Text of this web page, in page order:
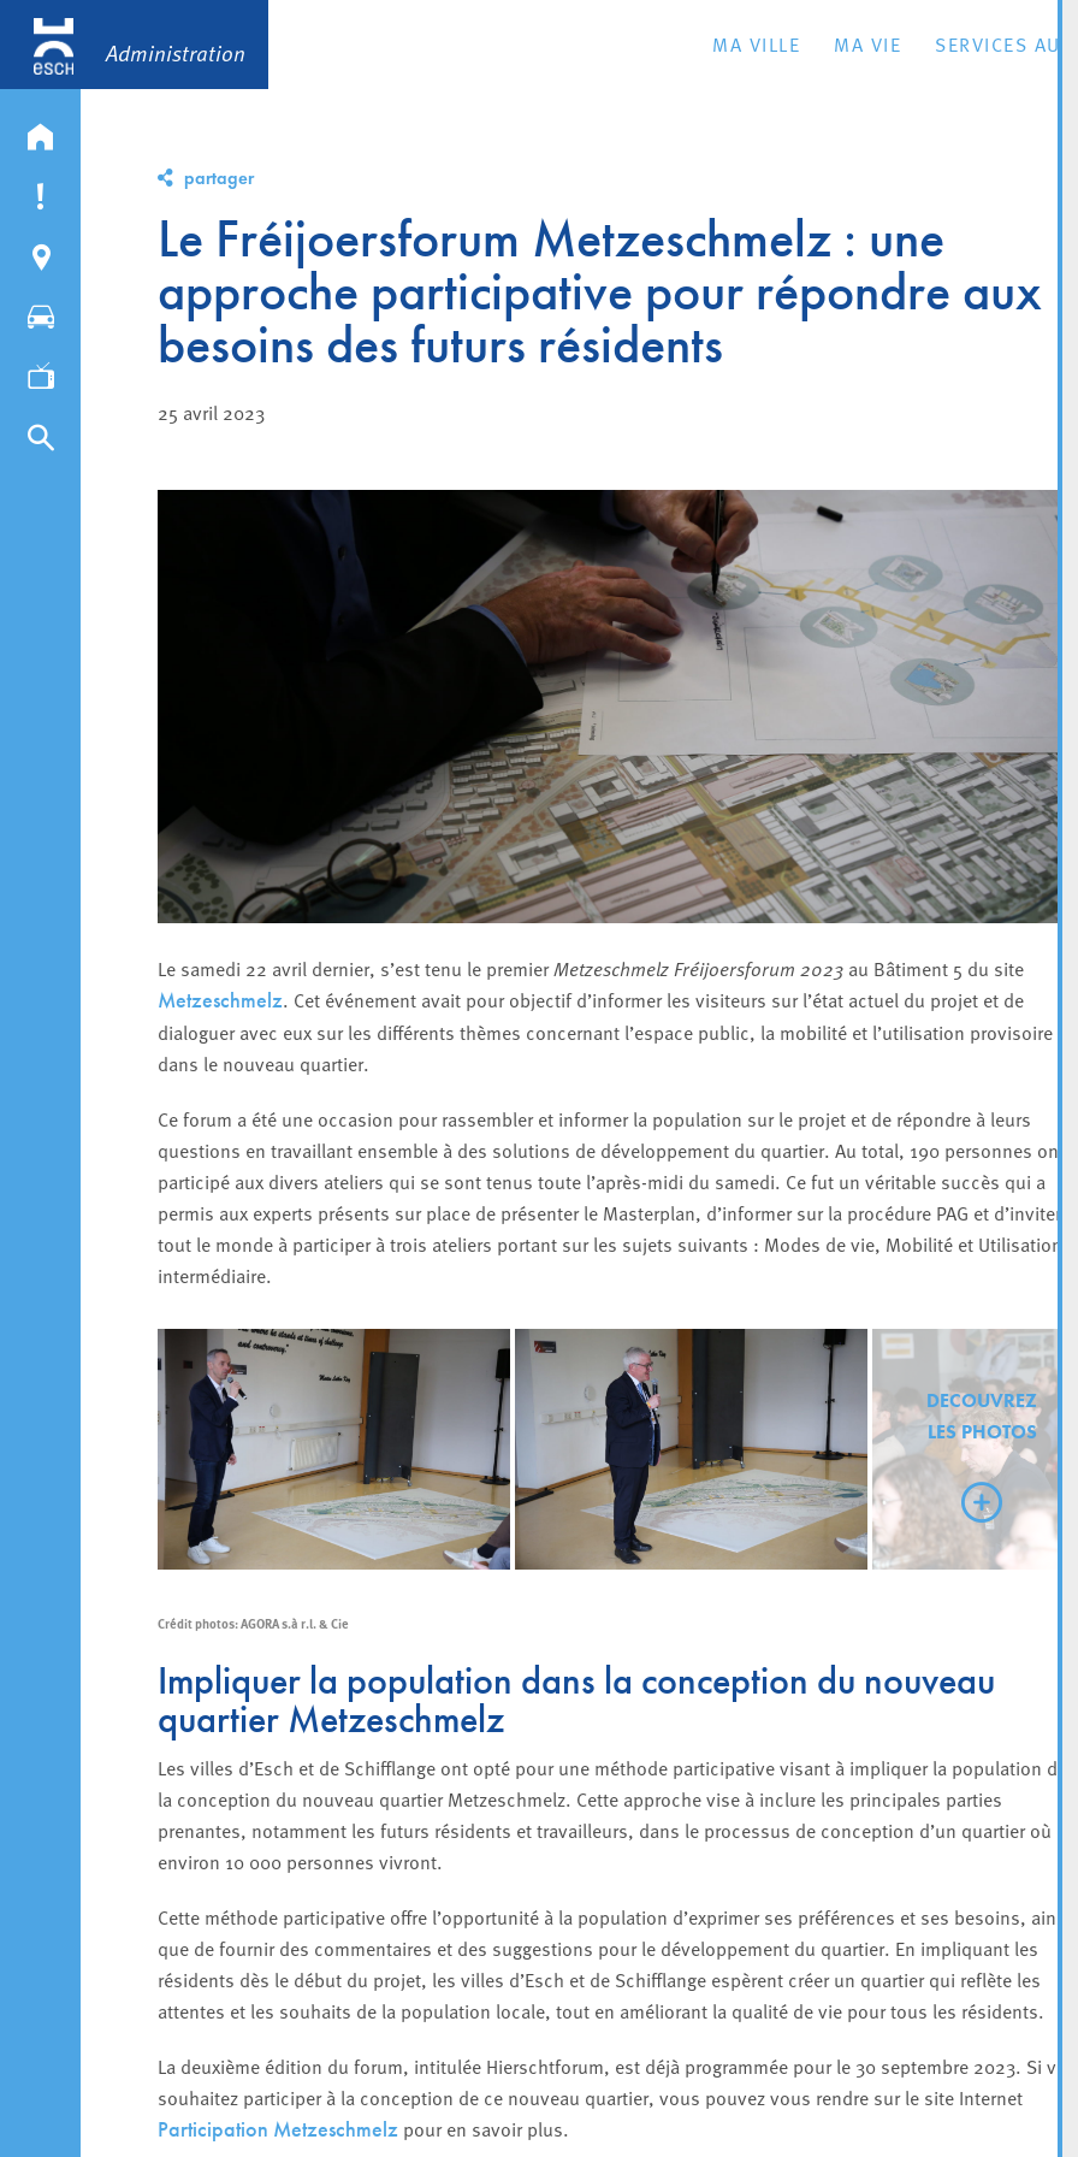
Administration MA VILLE MA VIE SERVICES AU
partager
Le Fréijoersforum Metzeschmelz : une
approche participative pour répondre aux
besoins des futurs résidents
25 avril 2023
Le samedi 22 avril dernier, s’est tenu le premierMetzeschmelz Fréijoersforum 2023au Bâtiment 5 du site
Metzeschmelz. Cet événement avait pour objectif d’informer les visiteurs sur l’état actuel du projet et de
dialoguer avec eux sur les différents thèmes concernant l’espace public, la mobilité et l’utilisation provisoire
dans le nouveau quartier.
Ce forum a été une occasion pour rassembler et informer la population sur le projet et de répondre à leurs
questions en travaillant ensemble à des solutions de développement du quartier. Au total, 190 personnes ont
participé aux divers ateliers qui se sont tenus toute l’après-midi du samedi. Ce fut un véritable succès qui a
permis aux experts présents sur place de présenter le Masterplan, d’informer sur la procédure PAG et d’inviter
tout le monde à participer à trois ateliers portant sur les sujets suivants : Modes de vie, Mobilité et Utilisation
intermédiaire.
DECOUVREZ
LES PHOTOS
Crédit photos: AGORA s.à r.l. & Cie
Impliquer la population dans la conception du nouveau
quartier Metzeschmelz
Les villes d’Esch et de Schifflange ont opté pour une méthode participative visant à impliquer la population dans
la conception du nouveau quartier Metzeschmelz. Cette approche vise à inclure les principales parties
prenantes, notamment les futurs résidents et travailleurs, dans le processus de conception d’un quartier où
environ 10 000 personnes vivront.
Cette méthode participative offre l’opportunité à la population d’exprimer ses préférences et ses besoins, ainsi
que de fournir des commentaires et des suggestions pour le développement du quartier. En impliquant les
résidents dès le début du projet, les villes d’Esch et de Schifflange espèrent créer un quartier qui reflète les
attentes et les souhaits de la population locale, tout en améliorant la qualité de vie pour tous les résidents.
La deuxième édition du forum, intitulée Hierschtforum, est déjà programmée pour le 30 septembre 2023. Si vous
souhaitez participer à la conception de ce nouveau quartier, vous pouvez vous rendre sur le site Internet
Participation Metzeschmelzpour en savoir plus.